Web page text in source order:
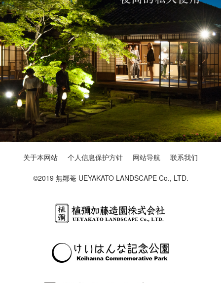
关于本网站 个人信息保护方针 网站导航 联系我们
©2019 無鄰菴 UEYAKATO LANDSCAPE Co., LTD.